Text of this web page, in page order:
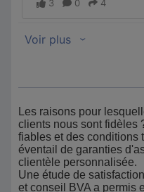
Les raisons pour
clients nous sont fidèles
fiables et des conditions
éventail de garanties
clientèle personnalisée.
Une étude de
et conseil BVA a permis